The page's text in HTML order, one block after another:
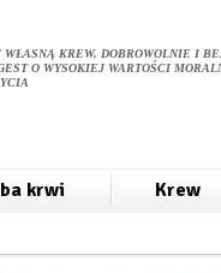
WŁASNĄ KREW, DOBROWOLNIE I
O WYSOKIEJ WARTOŚCI
krwi
Krew